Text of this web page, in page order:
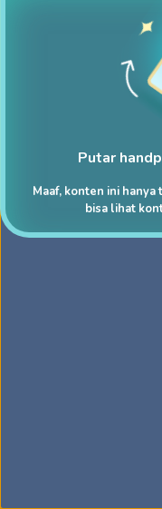
Putar
Maaf, konten ini
bisa lihat